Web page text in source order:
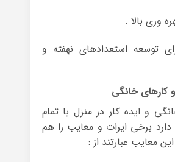
توسعه استعدادهای نهفته و
خانگی
و ایده کار در منزل با تمام
برخی ایرات و معایب را هم
معایب عبارتند از :